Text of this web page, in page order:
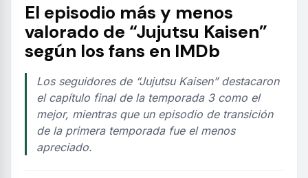
El episodio más y menos
valorado de “Jujutsu Kaisen”
según los fans en IMDb
Los seguidores de “Jujutsu Kaisen” destacaron
el capítulo final de la temporada 3 como el
mejor, mientras que un episodio de transición
de la primera temporada fue el menos
apreciado.